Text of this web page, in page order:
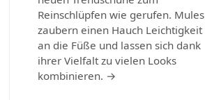
Reinschlüpfen wie gerufen. Mules
zaubern einen Hauch Leichtigkeit
an die Füße und lassen sich dank
ihrer Vielfalt zu vielen Looks
kombinieren. →